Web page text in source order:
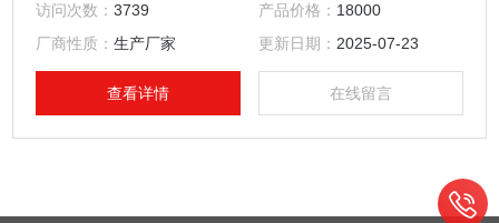
和介电常数的各种因素，为提高材料的性能提供依据
访问次数：3739 产品价格： 18000
厂商性质：生产厂家 更新日期： 2025-07-23
查看详情 在线留言